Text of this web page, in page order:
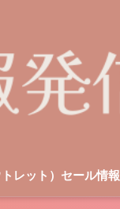
レット）セール情報